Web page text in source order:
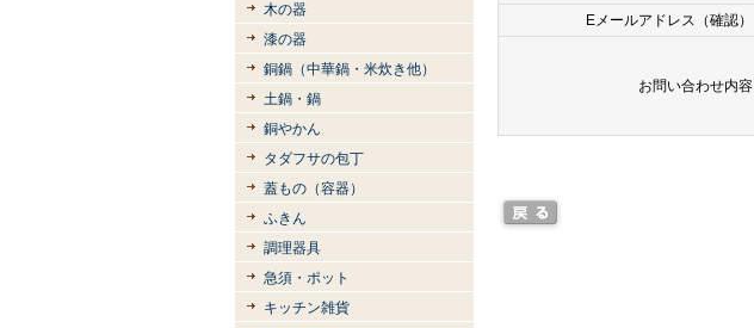
木の器
漆の器
銅鍋（中華鍋・米炊き他）
土鍋・鍋
銅やかん
タダフサの包丁
蓋もの（容器）
ふきん
調理器具
急須・ポット
キッチン雑貨
Eメールアドレス（確認）
お問い合わせ内容